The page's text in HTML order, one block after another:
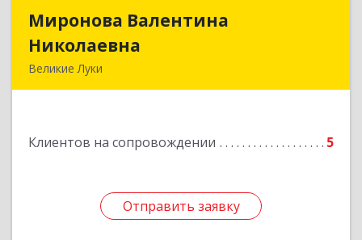
Миронова Валентина
Николаевна
Великие Луки
Клиентов на сопровождении 5
Отправить заявку
Миронова Валентина
Отправить заявку